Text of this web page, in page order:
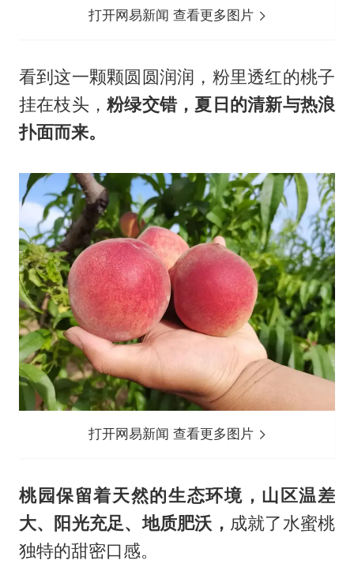
打开网易新闻 查看更多图片
看到这一颗颗圆圆润润，粉里透红的桃子
挂在枝头，粉绿交错，夏日的清新与热浪
扑面而来。
打开网易新闻 查看更多图片
桃园保留着天然的生态环境，山区温差
大、阳光充足、地质肥沃， 成就了水蜜桃
独特的甜密口感。